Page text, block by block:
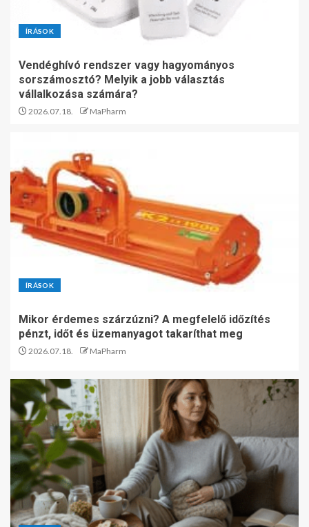
ÍRÁSOK
Vendéghívó rendszer vagy hagyományos
sorszámosztó? Melyik a jobb választás
vállalkozása számára?
2026.07.18. MaPharm
ÍRÁSOK
Mikor érdemes szárzúzni? A megfelelő időzítés
pénzt, időt és üzemanyagot takaríthat meg
2026.07.18. MaPharm